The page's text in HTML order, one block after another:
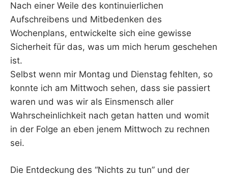
Nach einer Weile des kontinuierlichen
Aufschreibens und Mitbedenken des
Wochenplans, entwickelte sich eine gewisse
Sicherheit für das, was um mich herum geschehen
ist.
Selbst wenn mir Montag und Dienstag fehlten, so
konnte ich am Mittwoch sehen, dass sie passiert
waren und was wir als Einsmensch aller
Wahrscheinlichkeit nach getan hatten und womit
in der Folge an eben jenem Mittwoch zu rechnen
sei.
Die Entdeckung des “Nichts zu tun” und der